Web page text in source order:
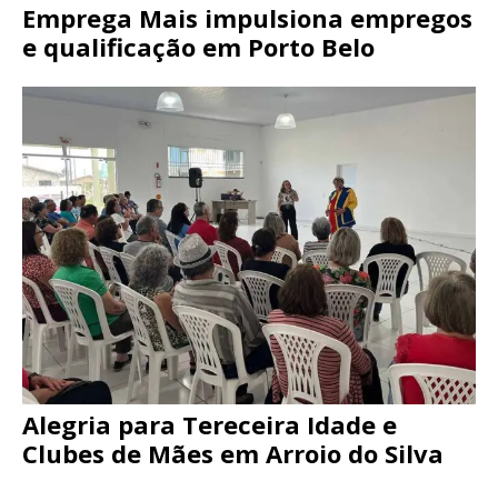
Emprega Mais impulsiona empregos
e qualificação em Porto Belo
Alegria para Tereceira Idade e
Clubes de Mães em Arroio do Silva